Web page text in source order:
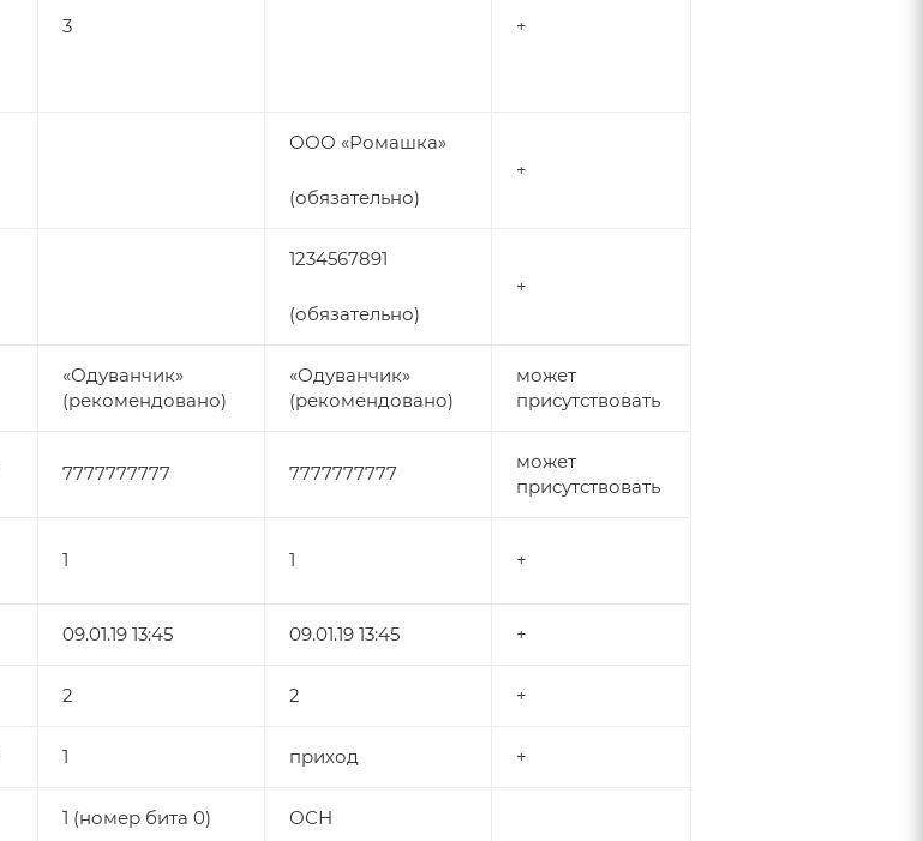
3 +
ООО «Ромашка»
(обязательно)
+
1234567891
(обязательно)
+
«Одуванчик»
(рекомендовано)
«Одуванчик»
(рекомендовано)
может
присутствовать
7777777777 7777777777
может
присутствовать
1 1 +
09.01.19 13:45 09.01.19 13:45 +
2 2 +
1 приход +
1 (номер бита 0)
ОСН